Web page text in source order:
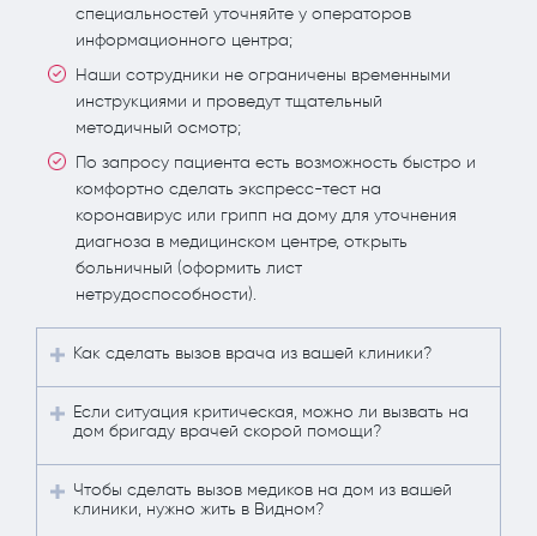
специальностей уточняйте у операторов
информационного центра;
Наши сотрудники не ограничены временными
инструкциями и проведут тщательный
методичный осмотр;
По запросу пациента есть возможность быстро и
комфортно сделать экспресс-тест на
коронавирус или грипп на дому для уточнения
диагноза в медицинском центре, открыть
больничный (оформить лист
нетрудоспособности).
Как сделать вызов врача из вашей клиники?
Если ситуация критическая, можно ли вызвать на
дом бригаду врачей скорой помощи?
Чтобы сделать вызов медиков на дом из вашей
клиники, нужно жить в Видном?